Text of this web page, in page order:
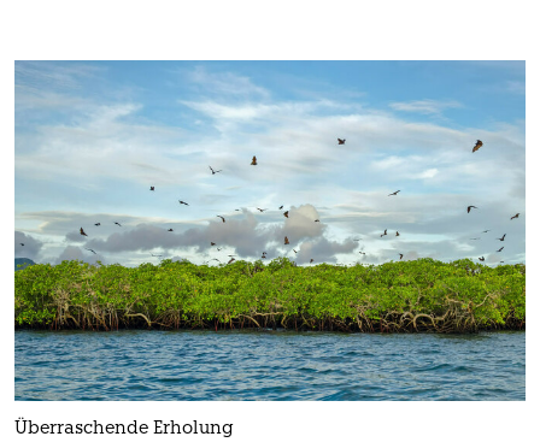
Überraschende Erholung